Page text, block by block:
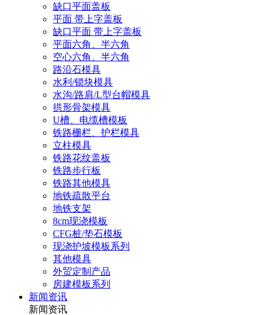
缺口平面盖板
平面 带上字盖板
缺口平面 带上字盖板
平面六角、半六角
空心六角、半六角
路沿石模具
水利/锁块模具
水沟/路肩/L型台帽模具
拱形骨架模具
U槽、电缆槽模板
铁路栅栏、护栏模具
立柱模具
铁路花纹盖板
铁路步行板
铁路其他模具
地铁疏散平台
地铁支架
8cm现浇模板
CFG桩/垫石模板
现浇护坡模板系列
其他模具
外贸定制产品
房建模板系列
新闻资讯
新闻资讯